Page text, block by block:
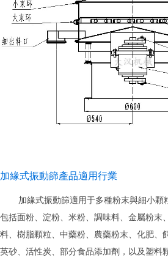
加緣式振動篩產品適用行業
加緣式振動篩適用于多種粉末與細小顆
包括面粉、淀粉、米粉、調味料、金屬粉末
料、樹脂顆粒、中藥粉、農藥粉末、化肥、
英砂、活性炭、部分食品添加劑，以及塑料